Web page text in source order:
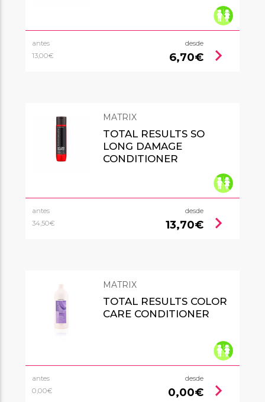
antes
13,00€
desde
6,70€ chevron_right
MATRIX
TOTAL RESULTS SO
LONG DAMAGE
CONDITIONER
antes
34,50€
desde
13,70€ chevron_right
MATRIX
TOTAL RESULTS COLOR
CARE CONDITIONER
antes
0,00€
desde
0,00€ chevron_right